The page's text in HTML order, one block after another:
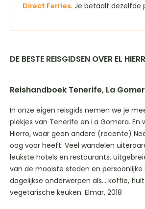
Direct Ferries. Je betaalt dezelfde
DE BESTE REISGIDSEN OVER EL
Reishandboek Tenerife, La
In onze eigen reisgids nemen we je
plekjes van Tenerife en La Gomera. En
Hierro, waar geen andere (recente)
oog voor heeft. Veel wandelen
leukste hotels en restaurants,
van de mooiste steden en persoonlijke
dagelijkse onderwerpen als… koffie,
vegetarische keuken. Elmar, 2018